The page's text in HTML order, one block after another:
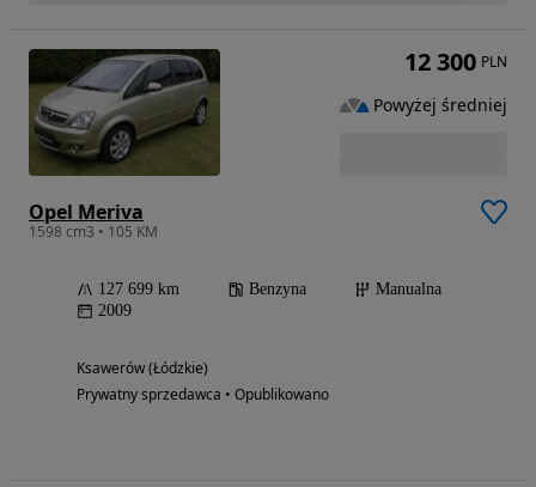
Opel Meriva
1598 cm3 • 105 KM
127 699 km Benzyna
Manualna
2009
Ksawerów (Łódzkie)
Prywatny sprzedawca • Opublikowano
12 300 PLN
Powyżej średniej